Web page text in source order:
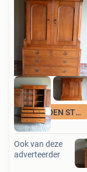
DEN OUDEN STEEGH
Ook van deze
adverteerder